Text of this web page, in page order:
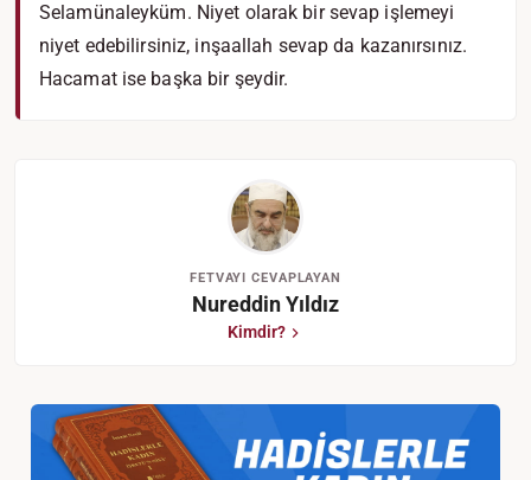
Selamünaleyküm. Niyet olarak bir sevap işlemeyi
niyet edebilirsiniz, inşaallah sevap da kazanırsınız.
Hacamat ise başka bir şeydir.
FETVAYI CEVAPLAYAN
Nureddin Yıldız
Kimdir?